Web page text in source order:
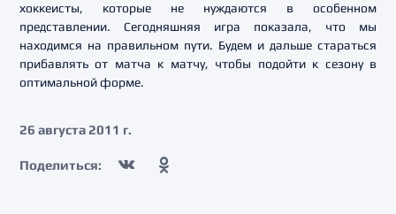
хоккеисты, которые не нуждаются в особенном
представлении. Сегодняшняя игра показала, что мы
находимся на правильном пути. Будем и дальше стараться
прибавлять от матча к матчу, чтобы подойти к сезону в
оптимальной форме.
26 августа 2011 г.
Поделиться: